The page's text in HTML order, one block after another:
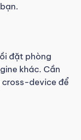
đặt phòng
khác. Cần
cross-device để